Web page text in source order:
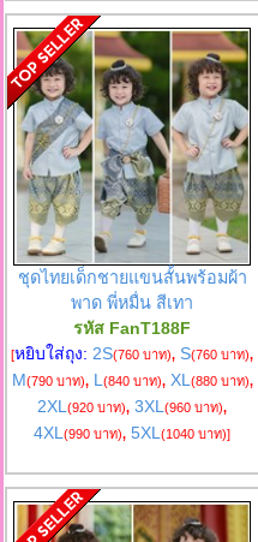
ชุดไทยเด็กชายแขนสั้นพร้อมผ้า
พาด พี่หมื่น สีเทา
รหัส FanT188F
[หยิบใส่ถุง: 2S(760 บาท), S(760 บาท),
M(790 บาท), L (840 บาท), XL (880 บาท),
2XL(920 บาท), 3XL(960 บาท),
4XL(990 บาท), 5XL(1040 บาท)]